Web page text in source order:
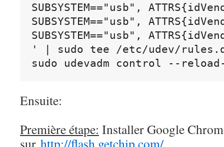
SUBSYSTEM=="usb",
SUBSYSTEM=="usb",
SUBSYSTEM=="usb",
'
| sudo tee /etc/udev/
sudo udevadm control --
Ensuite:
Première étape: Installer Google
sur http://flash.getchip.com/